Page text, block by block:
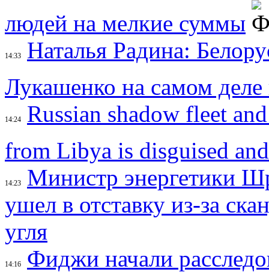
людей на мелкие суммы
14:33
Наталья Радина:
Лукашенко на самом деле
14:24
Russian shadow fleet
from Libya is disguised
14:23
Министр энергетики
ушел в отставку из-за
угля
14:16
Фиджи начали